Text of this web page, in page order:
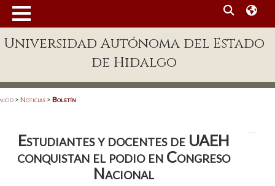
Enlaces
Patronato
Plataforma Garza
Universidad Autónoma del Estado
de Hidalgo
> Noticias > Boletín
Estudiantes y docentes de UAEH
conquistan el podio en Congreso
Nacional